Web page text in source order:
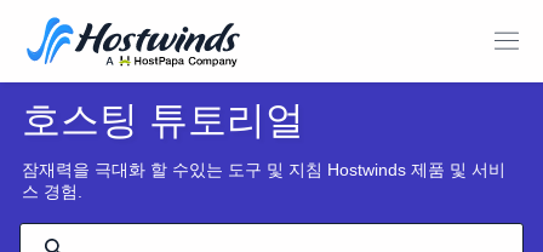
호스팅 튜토리얼
잠재력을 극대화 할 수있는 도구 및 지침 Hostwinds 제품 및 서비
스 경험.